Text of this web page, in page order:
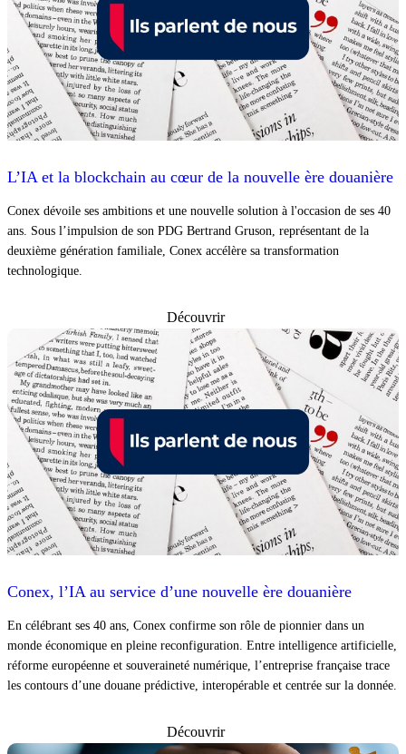
L’IA et la blockchain au cœur de la nouvelle ère douanière
Conex dévoile ses ambitions et une nouvelle solution à l'occasion de ses 40
ans. Sous l’impulsion de son PDG Bertrand Gruson, représentant de la
deuxième génération familiale, Conex accélère sa transformation
technologique.
Découvrir
Conex, l’IA au service d’une nouvelle ère douanière
En célébrant ses 40 ans, Conex confirme son rôle de pionnier dans un
monde économique en pleine reconfiguration. Entre intelligence artificielle,
réforme européenne et souveraineté numérique, l’entreprise française trace
les contours d’une douane prédictive, interopérable et centrée sur la donnée.
Découvrir